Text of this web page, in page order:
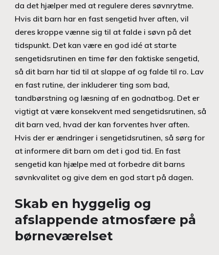
da det hjælper med at regulere deres søvnrytme.
Hvis dit barn har en fast sengetid hver aften, vil
deres kroppe vænne sig til at falde i søvn på det
tidspunkt. Det kan være en god idé at starte
sengetidsrutinen en time før den faktiske sengetid,
så dit barn har tid til at slappe af og falde til ro. Lav
en fast rutine, der inkluderer ting som bad,
tandbørstning og læsning af en godnatbog. Det er
vigtigt at være konsekvent med sengetidsrutinen, så
dit barn ved, hvad der kan forventes hver aften.
Hvis der er ændringer i sengetidsrutinen, så sørg for
at informere dit barn om det i god tid. En fast
sengetid kan hjælpe med at forbedre dit barns
søvnkvalitet og give dem en god start på dagen.
Skab en hyggelig og
afslappende atmosfære på
børneværelset